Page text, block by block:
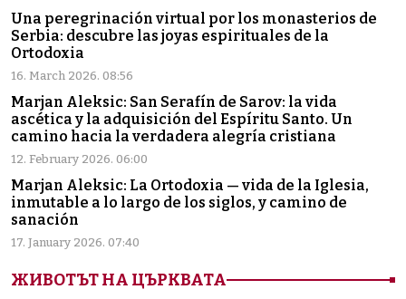
Una peregrinación virtual por los monasterios de
Serbia: descubre las joyas espirituales de la
Ortodoxia
16. March 2026. 08:56
Marjan Aleksic: San Serafín de Sarov: la vida
ascética y la adquisición del Espíritu Santo. Un
camino hacia la verdadera alegría cristiana
12. February 2026. 06:00
Marjan Aleksic: La Ortodoxia — vida de la Iglesia,
inmutable a lo largo de los siglos, y camino de
sanación
17. January 2026. 07:40
ЖИВОТЪТ НА ЦЪРКВАТА